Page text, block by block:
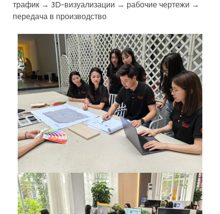
трафик → 3D-визуализации → рабочие чертежи →
передача в производство